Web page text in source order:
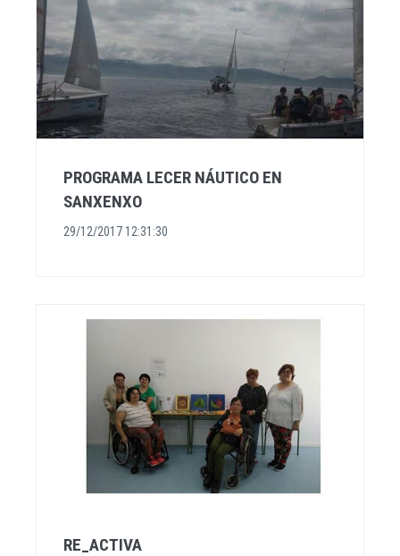
PROGRAMA LECER NÁUTICO EN
SANXENXO
29/12/2017 12:31:30
RE_ACTIVA